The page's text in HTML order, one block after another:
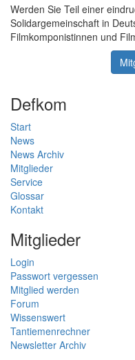
Werden Sie Teil einer
Solidargemeinschaft in
Filmkomponistinnen und
Defkom
Start
News
News Archiv
Mitglieder
Service
Glossar
Kontakt
Mitglieder
Login
Passwort vergessen
Mitglied werden
Forum
Wissenswert
Tantiemenrechner
Newsletter Archiv